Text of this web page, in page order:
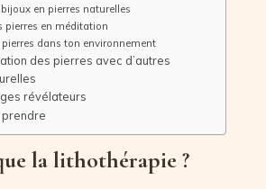
en pierres naturelles
pierres en méditation
pierres dans ton environnement
des pierres avec d’autres
révélateurs
prendre
la lithothérapie ?